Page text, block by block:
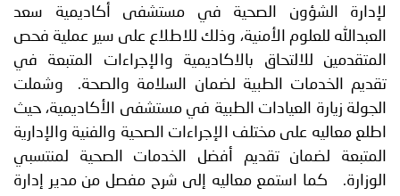
لإدارة الشؤون الصحية في مستشفى أكاديمية سعد
العبدالله للعلوم الأمنية، وذلك للاطلاع على سير عملية فحص
المتقدمين للالتحاق بالاكاديمية والإجراءات المتبعة في
تقديم الخدمات الطبية لضمان السلامة والصحة. وشملت
الجولة زيارة العيادات الطبية في مستشفى الأكاديمية، حيث
اطلع معاليه على مختلف الإجراءات الصحية والفنية والإدارية
المتبعة لضمان تقديم أفضل الخدمات الصحية لمنتسبي
الوزارة. كما استمع معاليه إلى شرح مفصل من مدير إدارة